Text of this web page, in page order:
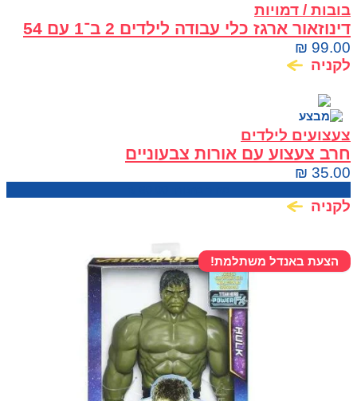
בובות / דמויות
דינוזאור ארגז כלי עבודה לילדים 2 ב־1 עם 54
חלקים₪ 99.00
לקניה
צעצועים לילדים
חרב צעצוע עם אורות צבעוניים
₪ 35.00
לקניה
הצעת באנדל משתלמת!